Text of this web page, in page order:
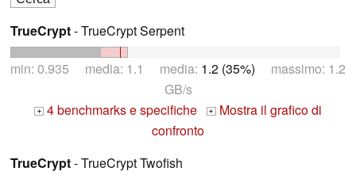
TrueCrypt- TrueCrypt Serpent
min: 0.935 media: 1.1 media: 1.2 (35%) massimo: 1.2
GB/s
+ 4 benchmarks e specifiche + Mostra il grafico di
confronto
TrueCrypt- TrueCrypt Twofish